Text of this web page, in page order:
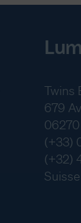
Twins
679
(+33)
(+32)